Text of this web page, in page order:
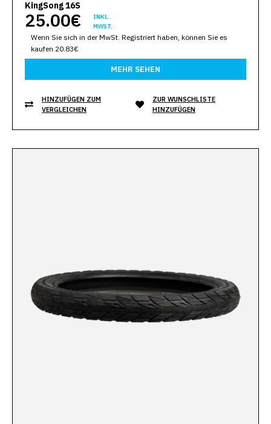
KingSong 16S
25.00€
INKL.
MWST.
Wenn Sie sich in der MwSt. Registriert haben, können Sie es
kaufen 20.83€
MEHR SEHEN
HINZUFÜGEN ZUM
VERGLEICHEN
ZUR WUNSCHLISTE
HINZUFÜGEN